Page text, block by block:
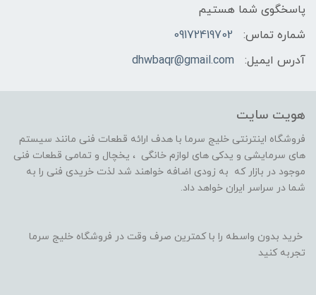
پاسخگوی شما هستیم
شماره تماس:
09172419702
آدرس ایمیل:
dhwbaqr@gmail.com
هویت سایت
فروشگاه اینترنتی خلیج سرما با هدف ارائه قطعات فنی مانند سیستم
های سرمایشی و یدکی های لوازم خانگی ، یخچال و تمامی قطعات فنی
موجود در بازار که به زودی اضافه خواهند شد لذت خریدی فنی را به
شما در سراسر ایران خواهد داد.
خرید بدون واسطه را با کمترین صرف وقت در فروشگاه خلیج سرما
تجربه کنید